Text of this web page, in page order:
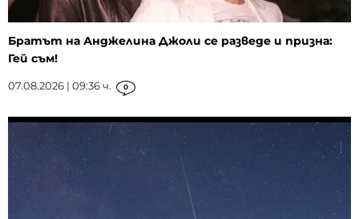
Братът на Анджелина Джоли се разведе и призна:
Гей съм!
07.08.2026 | 09:36 ч. 0